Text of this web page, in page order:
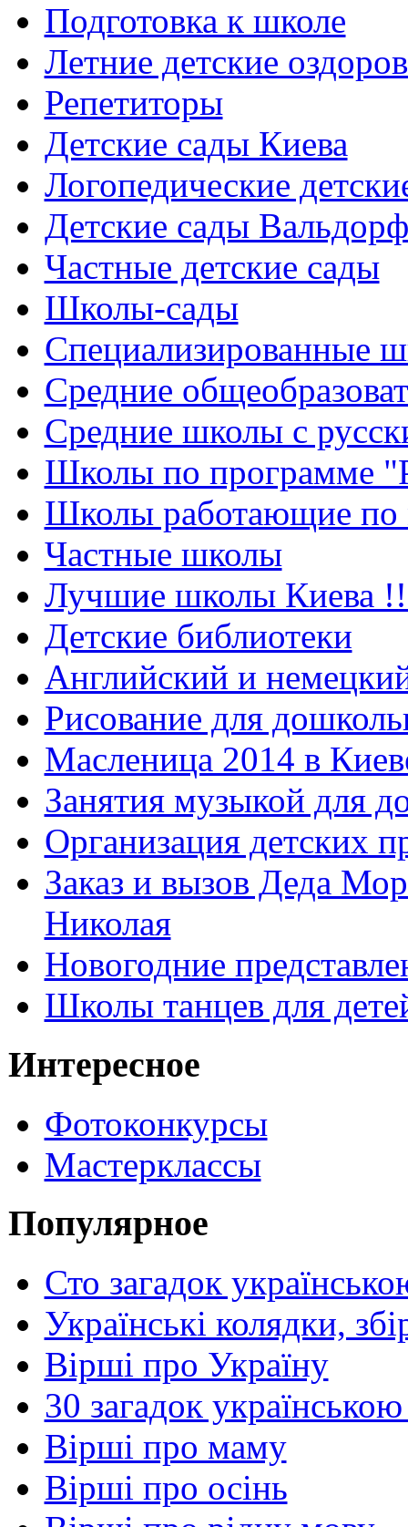
Подготовка к школе
Летние детские
Репетиторы
Детские сады Киева
Логопедические
Детские сады
Частные детские сады
Школы-сады
Cпециализированные
Cредние
Средние школы с
Школы по программе
Школы работающие по
Частные школы
Лучшие школы Киева
Детские библиотеки
Английский и
Рисование для
Масленица 2014 в
Занятия музыкой для
Организация детских
Заказ и вызов Деда
Николая
Новогодние
Школы танцев для
Интересное
Фотоконкурсы
Мастерклассы
Популярное
Сто загадок
Українські колядки,
Вірші про Україну
30 загадок
Вірші про маму
Вірші про осінь